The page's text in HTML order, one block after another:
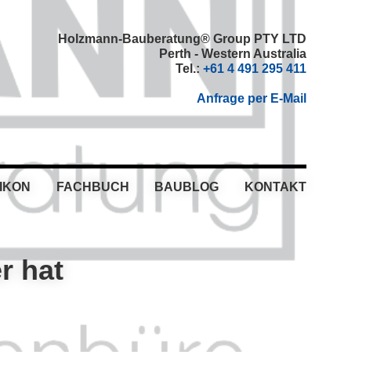
Holzmann-Bauberatung® Group PTY LTD
Perth - Western Australia
Tel.: +61 4 491 295 411
Anfrage per E-Mail
FACHBUCH BAUBLOG KONTAKT
hat